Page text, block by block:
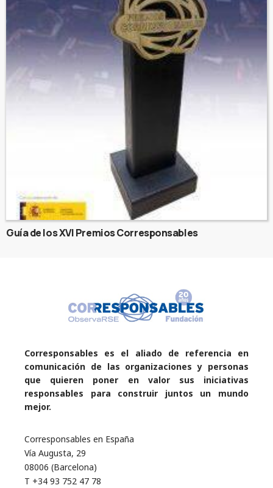
Guía de los XVI Premios Corresponsables
Corresponsables es el aliado de referencia en
comunicación de las organizaciones y personas
que quieren poner en valor sus iniciativas
responsables para construir juntos un mundo
mejor.
Corresponsables en España
Vía Augusta, 29
08006 (Barcelona)
T +34 93 752 47 78